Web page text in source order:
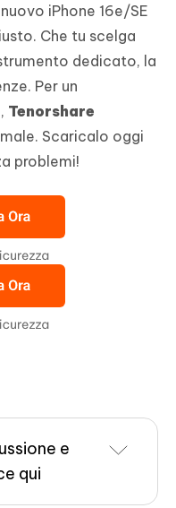
iPhone 16e/SE
Che tu scelga
dedicato, la
Per un
Tenorshare
Scaricalo oggi
problemi!
e
qui